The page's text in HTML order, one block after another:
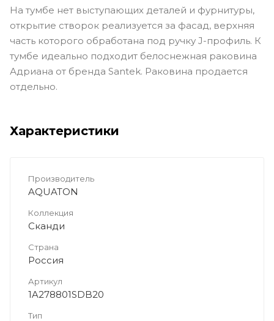
На тумбе нет выступающих деталей и фурнитуры,
открытие створок реализуется за фасад, верхняя
часть которого обработана под ручку J-профиль. К
тумбе идеально подходит белоснежная раковина
Адриана от бренда Santek. Раковина продается
отдельно.
Характеристики
Производитель
AQUATON
Коллекция
Сканди
Страна
Россия
Артикул
1A278801SDB20
Тип